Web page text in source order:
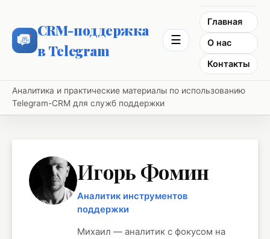
CRM-поддержка
в Telegram
☰
Главная
О нас
Контакты
Аналитика и практические материалы по использованию
Telegram-CRM для служб поддержки
Игорь Фомин
Аналитик инструментов
поддержки
Михаил — аналитик с фокусом на